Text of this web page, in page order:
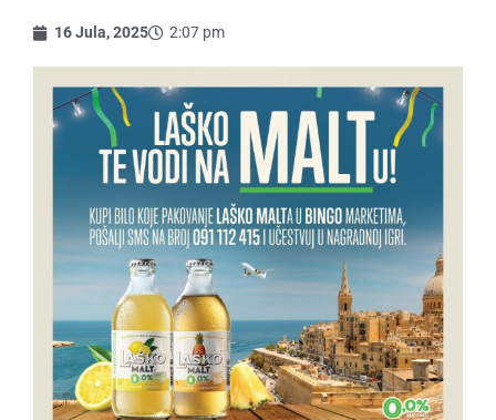
16 Jula, 2025 2:07 pm